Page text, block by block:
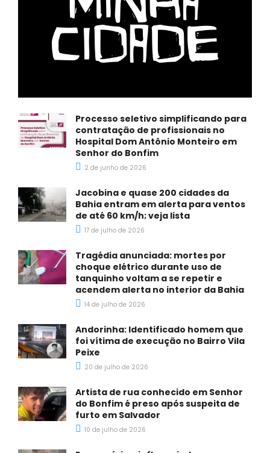
Processo seletivo simplificando para
contratação de profissionais no
Hospital Dom Antônio Monteiro em
Senhor do Bonfim
2 de junho de 2026
Jacobina e quase 200 cidades da
Bahia entram em alerta para ventos
de até 60 km/h; veja lista
17 de julho de 2026
Tragédia anunciada: mortes por
choque elétrico durante uso de
tanquinho voltam a se repetir e
acendem alerta no interior da Bahia
14 de julho de 2026
Andorinha: Identificado homem que
foi vítima de execução no Bairro Vila
Peixe
20 de julho de 2026
Artista de rua conhecido em Senhor
do Bonfim é preso após suspeita de
furto em Salvador
10 de julho de 2026